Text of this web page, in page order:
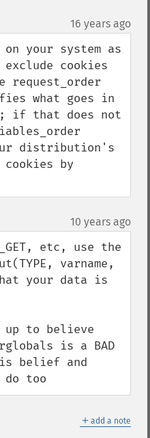
16 years ago
your system as
cookies
request_order
what goes in
if that does not
distribution's
by
10 years ago
etc, use the
varname,
your data is
up to believe
is a BAD
belief and
do too
＋ add a note